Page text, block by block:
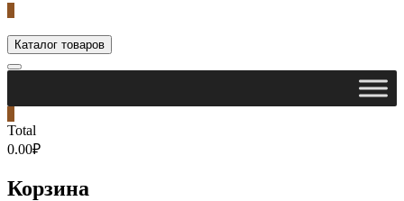
Каталог товаров
Total
0.00₽
Корзина